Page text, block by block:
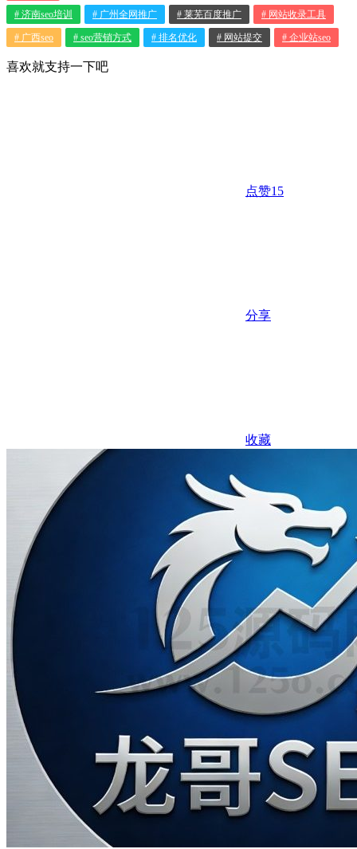
# 济南seo培训 # 广州全网推广 # 莱芜百度推广 # 网站收录工具
# 广西seo # seo营销方式 # 排名优化 # 网站提交 # 企业站seo
喜欢就支持一下吧
点赞15
分享
收藏